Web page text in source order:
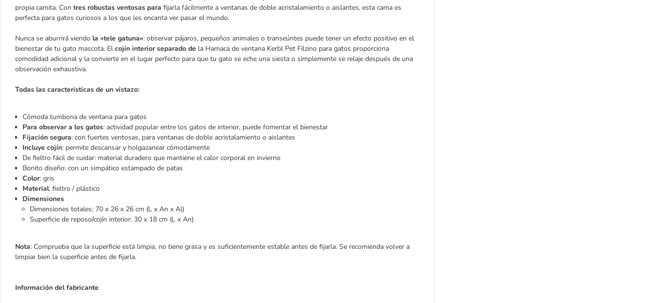
propia camita. Con tres robustas ventosas para fijarla fácilmente a ventanas de doble acristalamiento o aislantes, esta cama es
perfecta para gatos curiosos a los que les encanta ver pasar el mundo.
Nunca se aburrirá viendo la «tele gatuna»: observar pájaros, pequeños animales o transeúntes puede tener un efecto positivo en el
bienestar de tu gato mascota. El cojín interior separado de la Hamaca de ventana Kerbl Pet Filzino para gatos proporciona
comodidad adicional y la convierte en el lugar perfecto para que tu gato se eche una siesta o simplemente se relaje después de una
observación exhaustiva.
Todas las caracteristicas de un vistazo:
Cómoda tumbona de ventana para gatos
Para observar a los gatos: actividad popular entre los gatos de interior, puede fomentar el bienestar
Fijación segura: con fuertes ventosas, para ventanas de doble acristalamiento o aislantes
Incluye cojín: permite descansar y holgazanear cómodamente
De fieltro fácil de cuidar: material duradero que mantiene el calor corporal en invierno
Bonito diseño: con un simpático estampado de patas
Color: gris
Material: fieltro / plástico
Dimensiones
Dimensiones totales: 70 x 26 x 26 cm (L x An x Al)
Superficie de reposo/cojín interior: 30 x 18 cm (L x An)
Nota: Comprueba que la superficie está limpia, no tiene grasa y es suficientemente estable antes de fijarla. Se recomienda volver a
limpiar bien la superficie antes de fijarla.
Información del fabricante